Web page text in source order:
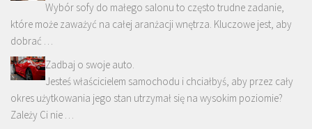
Wybór sofy do małego salonu to często trudne zadanie,
które może zaważyć na całej aranżacji wnętrza. Kluczowe jest, aby
dobrać …
Zadbaj o swoje auto.
Jesteś właścicielem samochodu i chciałbyś, aby przez cały
okres użytkowania jego stan utrzymał się na wysokim poziomie?
Zależy Ci nie …